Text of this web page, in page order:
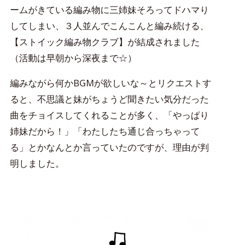
ームがきている編み物に三姉妹そろってドハマり
してしまい、３人並んでこんこんと編み続ける、
【ストイック編み物クラブ】が結成されました
（活動は早朝から深夜まで☆）
編みながら何かBGMが欲しいな～とリクエストす
ると、不思議と妹がちょうど聞きたい気分だった
曲をチョイスしてくれることが多く、「やっぱり
姉妹だから！」「わたしたち通じ合っちゃって
る」とかなんとか言っていたのですが、理由が判
明しました。